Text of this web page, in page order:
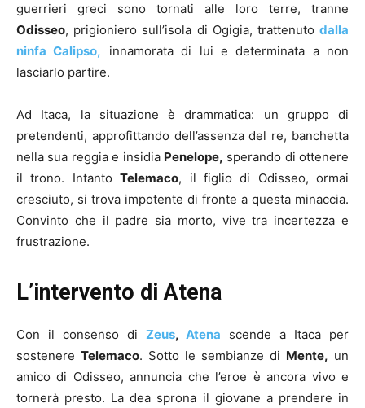
guerrieri greci sono tornati alle loro terre, tranne
Odisseo, prigioniero sull’isola di Ogigia, trattenuto dalla
ninfa Calipso, innamorata di lui e determinata a non
lasciarlo partire.
Ad Itaca, la situazione è drammatica: un gruppo di
pretendenti, approfittando dell’assenza del re, banchetta
nella sua reggia e insidia Penelope, sperando di ottenere
il trono. IntantoTelemaco, il figlio di Odisseo, ormai
cresciuto, si trova impotente di fronte a questa minaccia.
Convinto che il padre sia morto, vive tra incertezza e
frustrazione.
L’intervento di Atena
Con il consenso di Zeus, Atena scende a Itaca per
sostenere Telemaco. Sotto le sembianze di Mente, un
amico di Odisseo, annuncia che l’eroe è ancora vivo e
tornerà presto. La dea sprona il giovane a prendere in